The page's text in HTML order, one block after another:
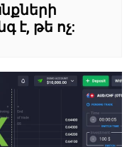
է, թե ոչ: